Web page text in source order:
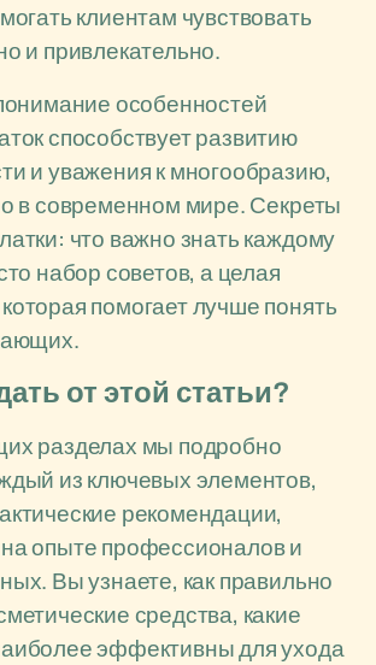
клиентам чувствовать
и привлекательно.
особенностей
способствует развитию
и уважения к многообразию,
в современном мире. Секреты
что важно знать каждому
набор советов, а целая
помогает лучше понять
от этой статьи?
разделах мы подробно
из ключевых элементов,
рекомендации,
опыте профессионалов и
Вы узнаете, как правильно
средства, какие
эффективны для ухода